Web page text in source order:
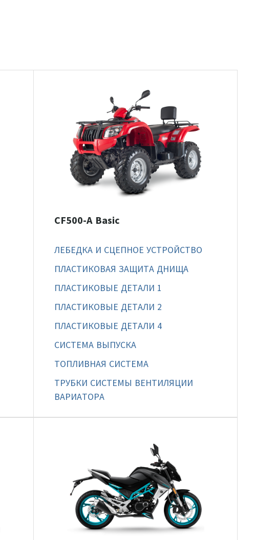
CF500-A Basic
ЛЕБЕДКА И СЦЕПНОЕ УСТРОЙСТВО
ПЛАСТИКОВАЯ ЗАЩИТА ДНИЩА
ПЛАСТИКОВЫЕ ДЕТАЛИ 1
ПЛАСТИКОВЫЕ ДЕТАЛИ 2
ПЛАСТИКОВЫЕ ДЕТАЛИ 4
СИСТЕМА ВЫПУСКА
ТОПЛИВНАЯ СИСТЕМА
ТРУБКИ СИСТЕМЫ ВЕНТИЛЯЦИИ
ВАРИАТОРА